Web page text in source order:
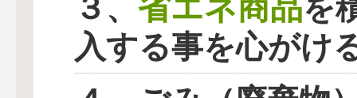
３、 省エネ商品を
入する事を心がけ